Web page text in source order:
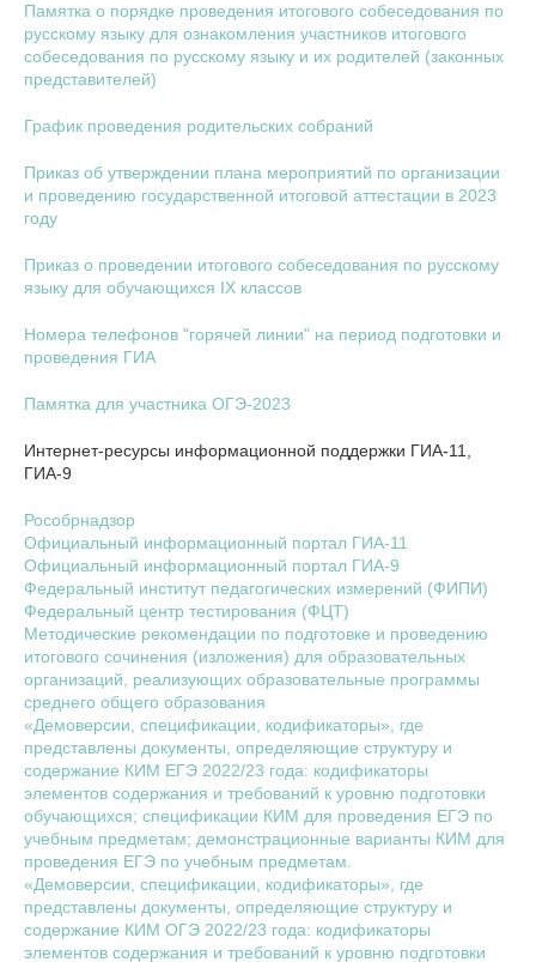
Памятка о порядке проведения итогового собеседования по
русскому языку для ознакомления участников итогового
собеседования по русскому языку и их родителей (законных
представителей)
График проведения родительских собраний
Приказ об утверждении плана мероприятий по организации
и проведению государственной итоговой аттестации в 2023
году
Приказ о проведении итогового собеседования по русскому
языку для обучающихся IX классов
Номера телефонов "горячей линии" на период подготовки и
проведения ГИА
Памятка для участника ОГЭ-2023
Интернет-ресурсы информационной поддержки ГИА-11,
ГИА-9
Рособрнадзор
Официальный информационный портал ГИА-11
Официальный информационный портал ГИА-9
Федеральный институт педагогических измерений (ФИПИ)
Федеральный центр тестирования (ФЦТ)
Методические рекомендации по подготовке и проведению
итогового сочинения (изложения) для образовательных
организаций, реализующих образовательные программы
среднего общего образования
«Демоверсии, спецификации, кодификаторы», где
представлены документы, определяющие структуру и
содержание КИМ ЕГЭ 2022/23 года: кодификаторы
элементов содержания и требований к уровню подготовки
обучающихся; спецификации КИМ для проведения ЕГЭ по
учебным предметам; демонстрационные варианты КИМ для
проведения ЕГЭ по учебным предметам.
«Демоверсии, спецификации, кодификаторы», где
представлены документы, определяющие структуру и
содержание КИМ ОГЭ 2022/23 года: кодификаторы
элементов содержания и требований к уровню подготовки